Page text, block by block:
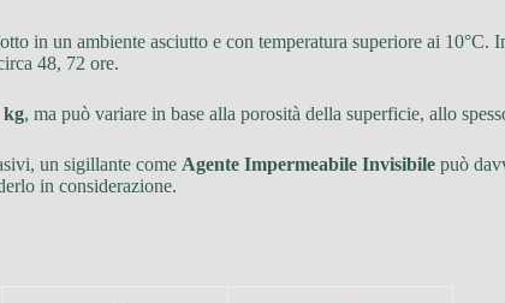
in un ambiente asciutto e con temperatura superiore ai 10°C.
48, 72 ore.
kg, ma può variare in base alla porosità della superficie, allo
un sigillante come Agente Impermeabile Invisibile può
in considerazione.